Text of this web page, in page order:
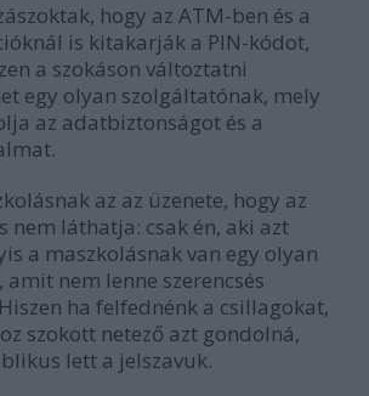
hogy az ATM-ben és a
is kitakarják a PIN-kódot,
a szokáson változtatni
egy olyan szolgáltatónak, mely
az adatbiztonságot és a
az az üzenete, hogy az
nem láthatja: csak én, aki azt
a maszkolásnak van egy olyan
nem lenne szerencsés
ha felfednénk a csillagokat,
szokott netező azt gondolná,
lett a jelszavuk.